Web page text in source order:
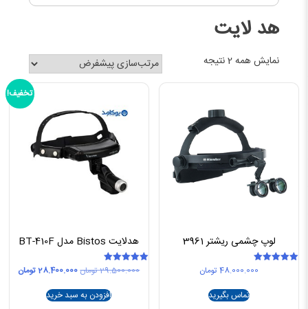
هد لایت
نمایش همه 2 نتیجه
لوپ چشمی ریشتر 3961
48.000.000 تومان
تماس بگیرید
تخفیف!
هدلایت Bistos مدل BT-410F
امتیاز
29.500.000تومانقیمت
28.400.000تومانقیمت
افزودن به سبد خرید